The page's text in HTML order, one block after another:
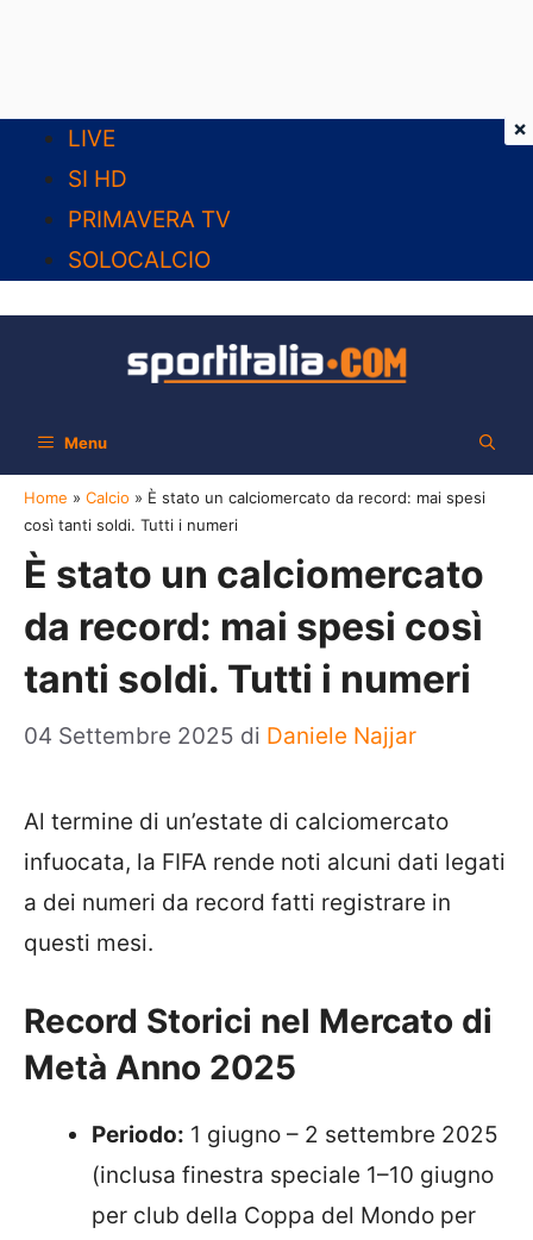
contenuto
LIVE
SI HD
PRIMAVERA TV
SOLOCALCIO
Menu
Home » Calcio » È stato un calciomercato da record: mai spesi
così tanti soldi. Tutti i numeri
È stato un calciomercato
da record: mai spesi così
tanti soldi. Tutti i numeri
04 Settembre 2025 di Daniele Najjar
Al termine di un’estate di calciomercato
infuocata, la FIFA rende noti alcuni dati legati
a dei numeri da record fatti registrare in
questi mesi.
Record Storici nel Mercato di
Metà Anno 2025
Periodo: 1 giugno – 2 settembre 2025
(inclusa finestra speciale 1–10 giugno
per club della Coppa del Mondo per
×